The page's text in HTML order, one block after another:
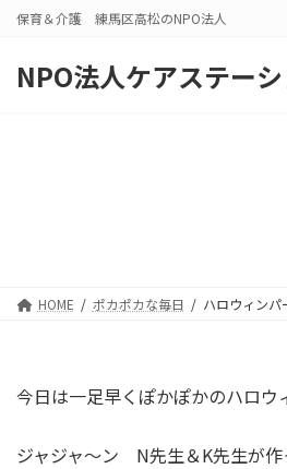
保育＆介護 練馬区高松のNPO法人
NPO法人ケアステー
HOME ポカポカな毎日 ハロウィンパ
今日は一足早くぽかぽかのハロ
ジャジャ～ン N先生＆K先生が作